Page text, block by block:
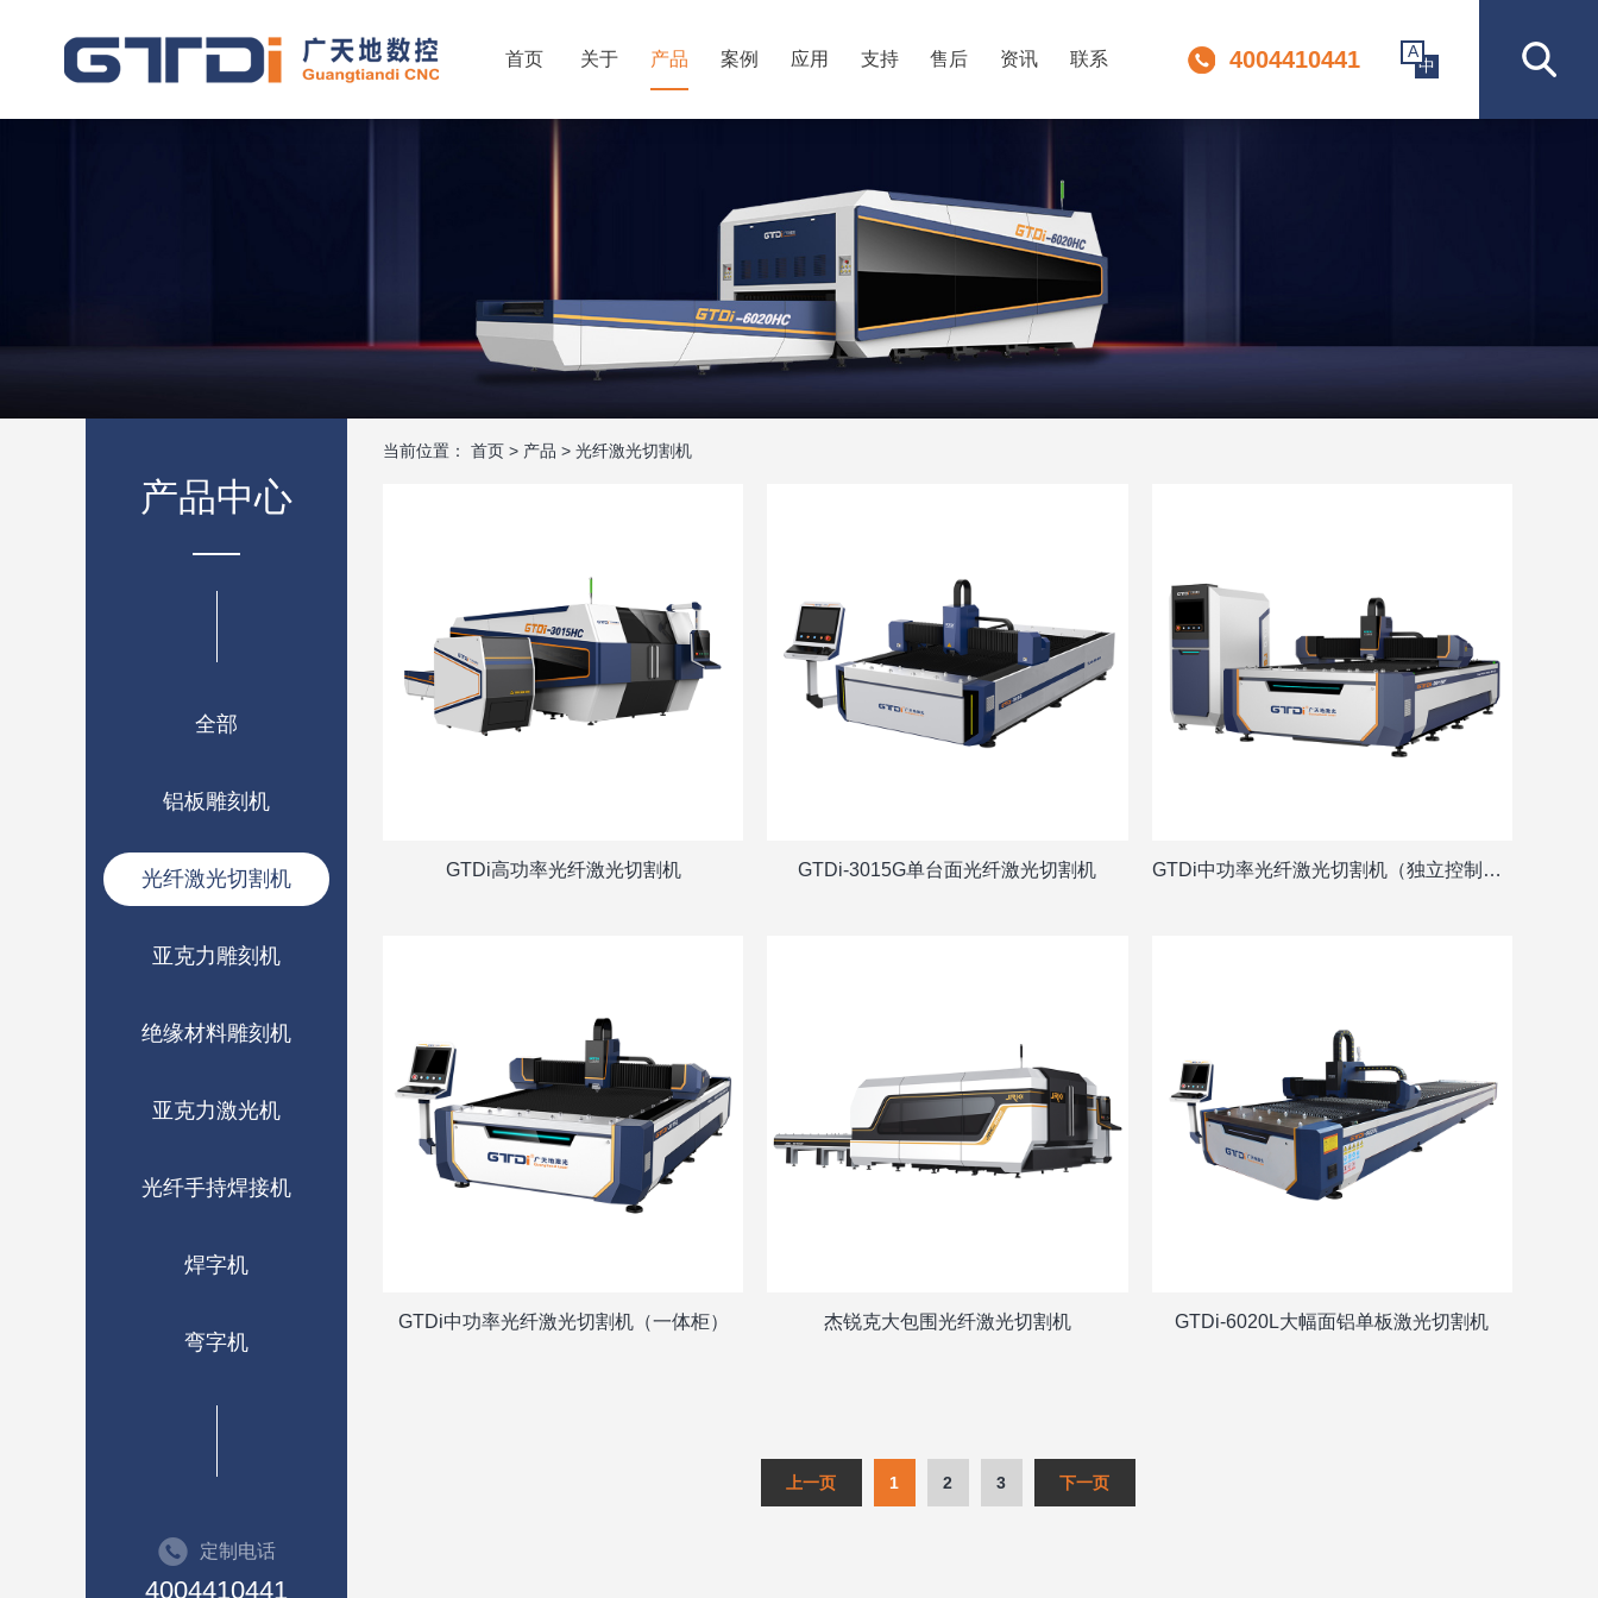
首页 关于 产品 案例 应用 支持 售后 资讯 联系 4004410441 A
中
产品中心
全部
铝板雕刻机
光纤激光切割机
亚克力雕刻机
绝缘材料雕刻机
亚克力激光机
光纤手持焊接机
焊字机
弯字机
定制电话
4004410441
当前位置： 首页 > 产品 > 光纤激光切割机
GTDi高功率光纤激光切割机 GTDi-3015G单台面光纤激光切割机 GTDi中功率光纤激光切割机（独立控制柜）
GTDi中功率光纤激光切割机（一体柜） 杰锐克大包围光纤激光切割机 GTDi-6020L大幅面铝单板激光切割机
1 2 3